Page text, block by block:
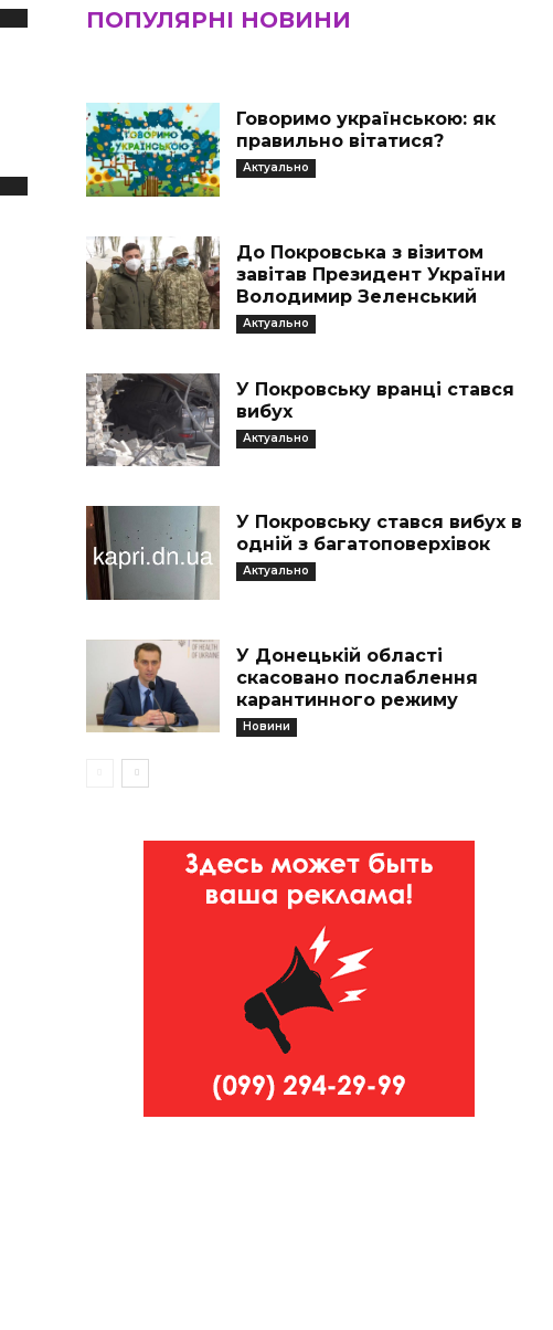
ПОПУЛЯРНІ НОВИНИ
Говоримо українською: як
правильно вітатися?
Актуально
До Покровська з візитом
завітав Президент України
Володимир Зеленський
Актуально
У Покровську вранці стався
вибух
Актуально
У Покровську стався вибух в
одній з багатоповерхівок
Актуально
У Донецькій області
скасовано послаблення
карантинного режиму
Новини